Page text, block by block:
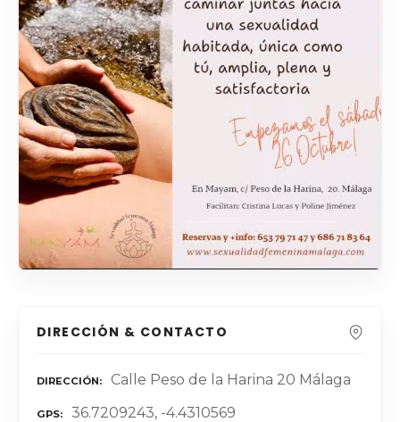
DIRECCIÓN & CONTACTO
DIRECCIÓN Calle Peso de la Harina 20 Málaga
GPS 36.7209243, -4.4310569